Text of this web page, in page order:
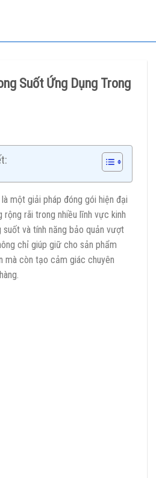
Suốt Ứng Dụng Trong
một giải pháp đóng gói hiện đại
rãi trong nhiều lĩnh vực kinh
và tính năng bảo quản vượt
chỉ giúp giữ cho sản phẩm
mà còn tạo cảm giác chuyên